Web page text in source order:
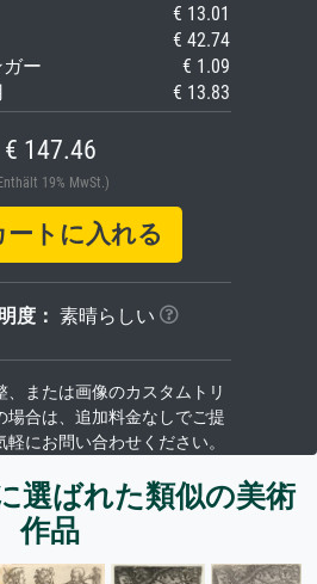
€ 13.01
€ 42.74
ー
€ 1.09
€ 13.83
€ 147.46
19% MwSt.)
トに入れる
度： 素晴らしい
、または画像のカスタムトリ
場合は、追加料金なしでご提
にお問い合わせください。
選ばれた類似の美術
作品